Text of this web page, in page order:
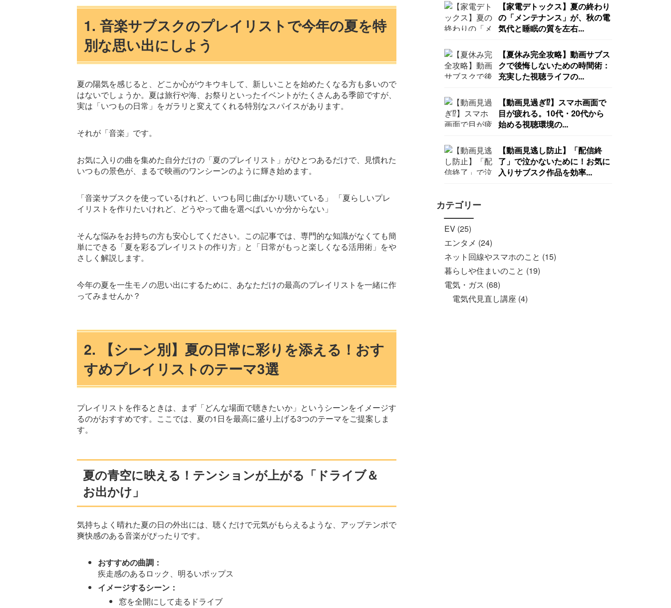
1. 音楽サブスクのプレイリストで今年の夏を特
別な思い出にしよう
夏の陽気を感じると、どこか心がウキウキして、新しいことを始めたくなる方も多いので
はないでしょうか。夏は旅行や海、お祭りといったイベントがたくさんある季節ですが、
実は「いつもの日常」をガラリと変えてくれる特別なスパイスがあります。
それが「音楽」です。
お気に入りの曲を集めた自分だけの「夏のプレイリスト」がひとつあるだけで、見慣れた
いつもの景色が、まるで映画のワンシーンのように輝き始めます。
「音楽サブスクを使っているけれど、いつも同じ曲ばかり聴いている」 「夏らしいプレ
イリストを作りたいけれど、どうやって曲を選べばいいか分からない」
そんな悩みをお持ちの方も安心してください。この記事では、専門的な知識がなくても簡
単にできる「夏を彩るプレイリストの作り方」と「日常がもっと楽しくなる活用術」をや
さしく解説します。
今年の夏を一生モノの思い出にするために、あなただけの最高のプレイリストを一緒に作
ってみませんか？
2. 【シーン別】夏の日常に彩りを添える！おす
すめプレイリストのテーマ3選
プレイリストを作るときは、まず「どんな場面で聴きたいか」というシーンをイメージす
るのがおすすめです。ここでは、夏の1日を最高に盛り上げる3つのテーマをご提案しま
す。
夏の青空に映える！テンションが上がる「ドライブ＆
お出かけ」
気持ちよく晴れた夏の日の外出には、聴くだけで元気がもらえるような、アップテンポで
爽快感のある音楽がぴったりです。
おすすめの曲調：
疾走感のあるロック、明るいポップス
イメージするシーン：
窓を全開にして走るドライブ
【家電デトックス】夏の終わり
の「メンテナンス」が、秋の電
気代と睡眠の質を左右...
【夏休み完全攻略】動画サブス
クで後悔しないための時間術：
充実した視聴ライフの...
【動画見過ぎ⁉︎】スマホ画面で
目が疲れる。10代・20代から
始める視聴環境の...
【動画見逃し防止】「配信終
了」で泣かないために！お気に
入りサブスク作品を効率...
カテゴリー
EV (25)
エンタメ (24)
ネット回線やスマホのこと (15)
暮らしや住まいのこと (19)
電気・ガス (68)
電気代見直し講座 (4)